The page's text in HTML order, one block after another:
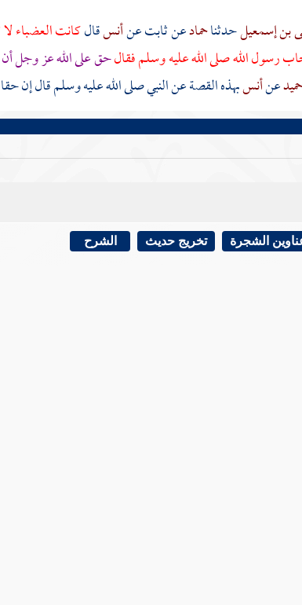
بن إسمعيلحدثناحمادعنثابتعنأنسقالكانت العضباء
رسول اللهصلى الله عليه وسلم فقالحق على الله عز وجل أن
حميدعنأنسبهذه القصة عن النبي صلى الله عليه وسلم قال إن
الشجرة تخريج حديث الشرح